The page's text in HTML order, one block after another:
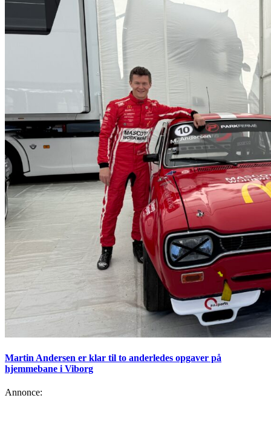
Martin Andersen er klar til to anderledes opgaver på
hjemmebane i Viborg
Annonce: